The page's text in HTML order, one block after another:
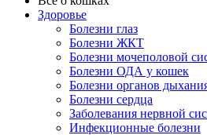
Здоровье
Болезни глаз
Болезни ЖКТ
Болезни мочеполовой
Болезни ОДА у кошек
Болезни органов
Болезни сердца
Заболевания нервной
Инфекционные болезни